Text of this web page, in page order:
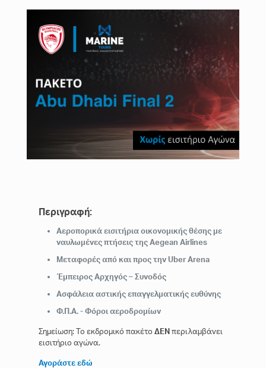
Περιγραφή:
Αεροπορικά εισιτήρια οικονομικής θέσης με
ναυλωμένες πτήσεις της Aegean Airlines
Μεταφορές από και προς την Uber Arena
Έμπειρος Αρχηγός – Συνοδός
Ασφάλεια αστικής επαγγελματικής ευθύνης
Φ.Π.Α. -Φόροι αεροδρομίων
Σημείωση: Το εκδρομικό πακέτο ΔΕΝπεριλαμβάνει
εισιτήριο αγώνα.
Αγοράστε εδώ